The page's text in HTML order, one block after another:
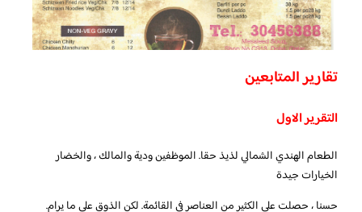
تقارير المتابعين
التقرير الاول
الطعام الهندي الشمالي لذيذ حقا. الموظفين ودية والمالك ، والخضار
الخيارات جيدة
حسنا ، حصلت على الكثير من العناصر في القائمة. لكن الذوق على ما يرام.